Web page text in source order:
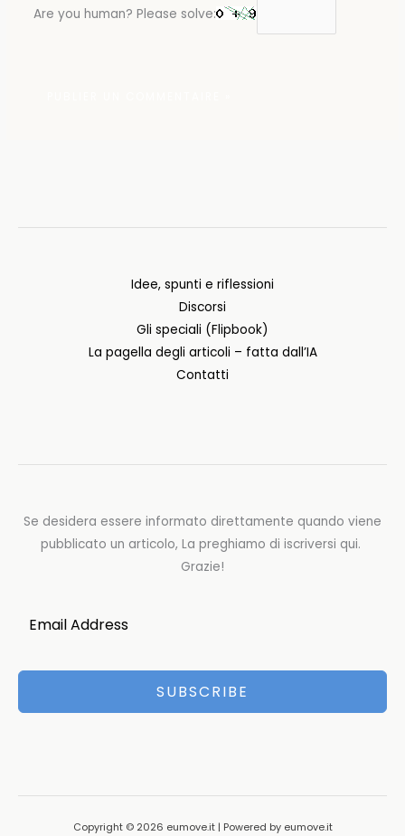
Are you human? Please solve:
Idee, spunti e riflessioni
Discorsi
Gli speciali (Flipbook)
La pagella degli articoli – fatta dall’IA
Contatti
Se desidera essere informato direttamente quando viene
pubblicato un articolo, La preghiamo di iscriversi qui.
Grazie!
SUBSCRIBE
Copyright © 2026 eumove.it | Powered by eumove.it